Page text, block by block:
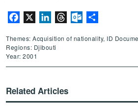
Facebook LinkedInThreadsOutlook.com
Themes: Acquisition of nationality, ID
Regions: Djibouti
Year: 2001
Related Articles